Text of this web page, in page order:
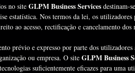
no site GLPM Business Services destinam-
estatística. Nos termos da lei, os
ao acesso, rectificação e cancelamento dos
prévio e expresso por parte dos
ou empresa. O site GLPM Business
suficientemente eficazes para uma